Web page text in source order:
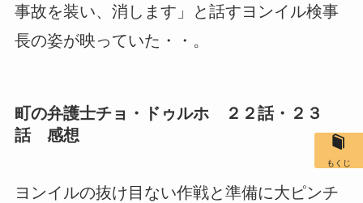
事故を装い、消します」と話すヨンイル検事
長の姿が映っていた・・。
町の弁護士チョ・ドゥルホ ２２話・２３
話 感想
ヨンイルの抜け目ない作戦と準備に大ピンチ
もくじ